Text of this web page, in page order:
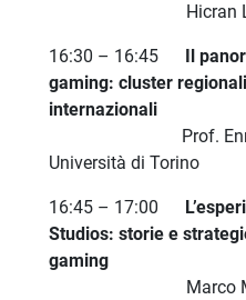
Hicran Lefort,
16:30 – 16:45
Il
gaming: cluster
internazionali
Prof. Enrico
Università di Torino
16:45 – 17:00
Studios: storie e
gaming
Marco